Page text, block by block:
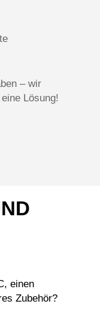
– wir
Lösung!
einen
Zubehör?